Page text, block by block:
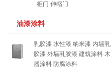
柜门 伸缩门
推广之道：400-667-5551
您的位置：------------
油漆涂料
乳胶漆 水性漆 纳米漆 内墙乳
胶漆 外墙乳胶漆 建筑涂料 木
器涂料 防腐涂料